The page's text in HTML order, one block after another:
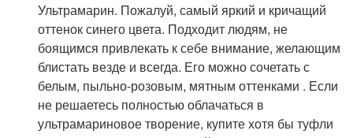
Ультрамарин. Пожалуй, самый яркий и кричащий
оттенок синего цвета. Подходит людям, не
боящимся привлекать к себе внимание, желающим
блистать везде и всегда. Его можно сочетать с
белым, пыльно-розовым, мятным оттенками . Если
не решаетесь полностью облачаться в
ультрамариновое творение, купите хотя бы туфли